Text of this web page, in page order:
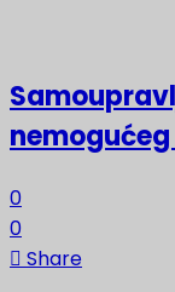
0
0
Share